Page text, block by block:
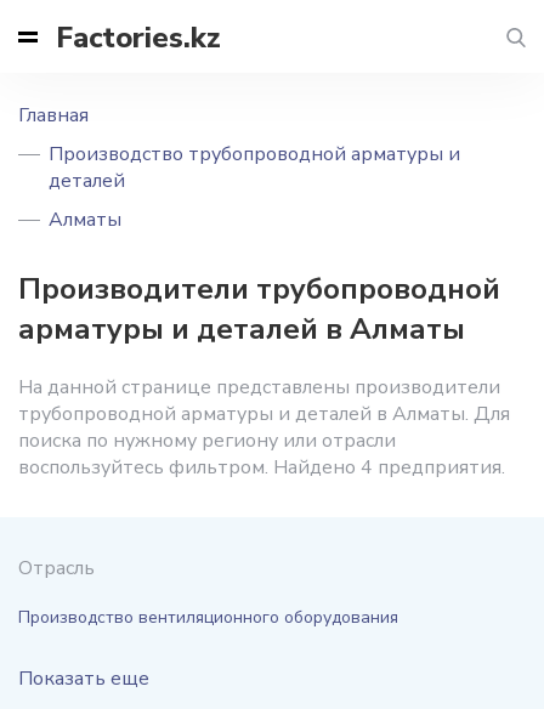
Factories.kz
Главная
Производство трубопроводной арматуры и
деталей
Алматы
Производители трубопроводной
арматуры и деталей в Алматы
На данной странице представлены производители
трубопроводной арматуры и деталей в Алматы. Для
поиска по нужному региону или отрасли
воспользуйтесь фильтром. Найдено 4 предприятия.
Отрасль
Производство вентиляционного оборудования
Показать еще